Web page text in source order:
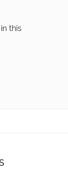
this